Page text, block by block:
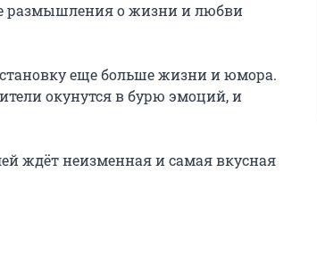
размышления о жизни и любви
еще больше жизни и юмора.
окунутся в бурю эмоций, и
ждёт неизменная и самая вкусная